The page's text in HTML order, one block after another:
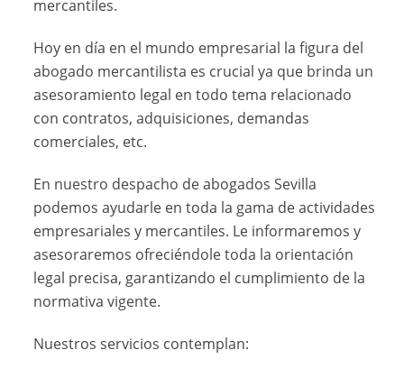
mercantiles.
Hoy en día en el mundo empresarial la figura del
abogado mercantilista es crucial ya que brinda un
asesoramiento legal en todo tema relacionado
con contratos, adquisiciones, demandas
comerciales, etc.
En nuestro despacho de abogados Sevilla
podemos ayudarle en toda la gama de actividades
empresariales y mercantiles. Le informaremos y
asesoraremos ofreciéndole toda la orientación
legal precisa, garantizando el cumplimiento de la
normativa vigente.
Nuestros servicios contemplan: